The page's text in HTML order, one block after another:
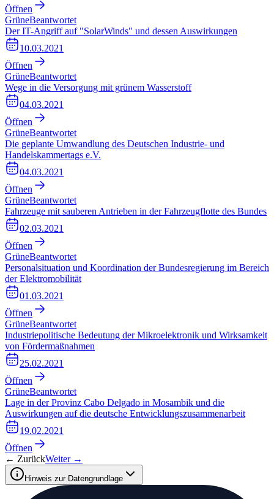
Öffnen
GrüneBeantwortet
Der IT-Angriff auf "SolarWinds" und dessen Auswirkungen
10.03.2021
Öffnen
GrüneBeantwortet
Wege in die Versorgung mit grünem Wasserstoff
04.03.2021
Öffnen
GrüneBeantwortet
Die geplante Umwandlung des Deutschen Industrie- und
Handelskammertags e.V.
04.03.2021
Öffnen
GrüneBeantwortet
Fahrzeuge mit sauberen Antrieben in der Fahrzeugflotte des Bundes
02.03.2021
Öffnen
GrüneBeantwortet
Personalsituation und Koordination der Bundesregierung im Bereich
der Elektromobilität
01.03.2021
Öffnen
GrüneBeantwortet
Industriepolitische Bedeutung der Mikroelektronik und Wirksamkeit
von Fördermaßnahmen
25.02.2021
Öffnen
GrüneBeantwortet
Lage in der Provinz Cabo Delgado in Mosambik und die
Auswirkungen auf die deutsche Entwicklungszusammenarbeit
19.02.2021
Öffnen
← ZurückWeiter →
Hinweis zur Datengrundlage